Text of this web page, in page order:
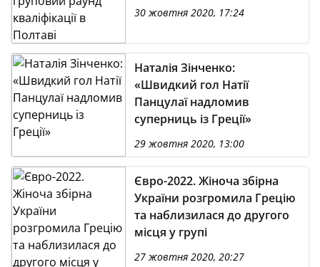
30 жовтня 2020, 17:24
Наталія Зінченко:
«Швидкий гол Натії
Панцулаї надломив
суперниць із Греції»
29 жовтня 2020, 13:00
Євро-2022. Жіноча збірна
України розгромила Грецію
та наблизилася до другого
місця у групі
27 жовтня 2020, 20:27